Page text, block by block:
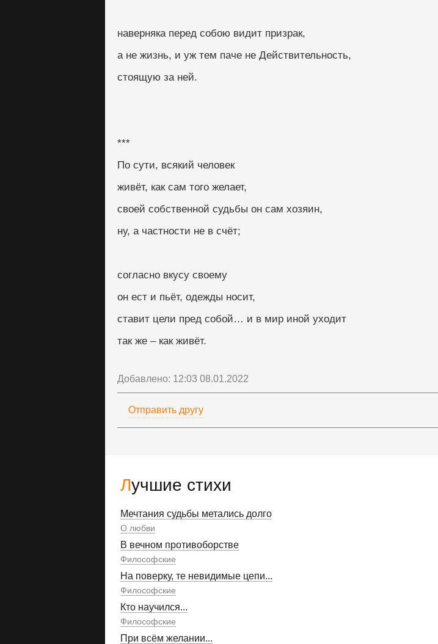
Лучшие стихи
Мечтания судьбы метались долго
О любви
В вечном противоборстве
Философские
На поверку, те невидимые цепи...
Философские
Кто научился...
Философские
При всём желании...
наверняка перед собою видит призрак,
а не жизнь, и уж тем паче не Действительность,
стоящую за ней.
***
По сути, всякий человек
живёт, как сам того желает,
своей собственной судьбы он сам хозяин,
ну, а частности не в счёт;
согласно вкусу своему
он ест и пьёт, одежды носит,
ставит цели пред собой… и в мир иной уходит
так же – как живёт.
Добавлено: 12:03 08.01.2022
Отправить другу